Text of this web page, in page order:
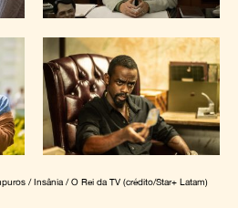
/ Insânia / O Rei da TV (crédito/Star+ Latam)